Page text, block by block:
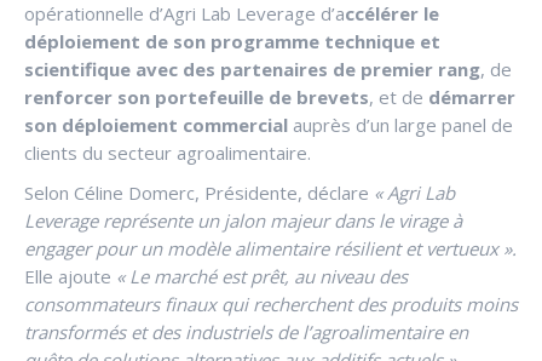
opérationnelle d’Agri Lab Leverage d’accélérer le
déploiement de son programme technique et
scientifique avec des partenaires de premier rang, de
renforcer son portefeuille de brevets, et de démarrer
son déploiement commercial auprès d’un large panel de
clients du secteur agroalimentaire.
Selon Céline Domerc, Présidente, déclare « Agri Lab
Leverage représente un jalon majeur dans le virage à
engager pour un modèle alimentaire résilient et vertueux ».
Elle ajoute « Le marché est prêt, au niveau des
consommateurs finaux qui recherchent des produits moins
transformés et des industriels de l’agroalimentaire en